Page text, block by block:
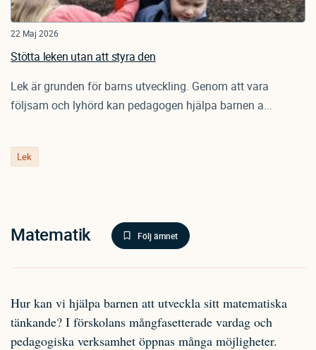
Lek
22 Maj 2026
Stötta leken utan att styra den
Lek är grunden för barns utveckling. Genom att vara
följsam och lyhörd kan pedagogen hjälpa barnen a...
Matematik Följ ämnet
Hur kan vi hjälpa barnen att utveckla sitt matematiska
tänkande? I förskolans mångfasetterade vardag och
pedagogiska verksamhet öppnas många möjligheter.